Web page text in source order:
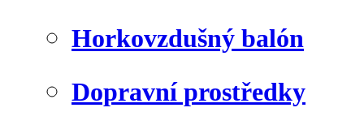
Horkovzdušný balón
Dopravní prostředky